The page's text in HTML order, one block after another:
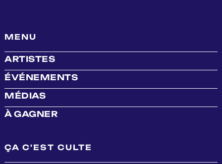
MENU
ARTISTES
ÉVÉNEMENTS
MÉDIAS
À GAGNER
ÇA C'EST CULTE